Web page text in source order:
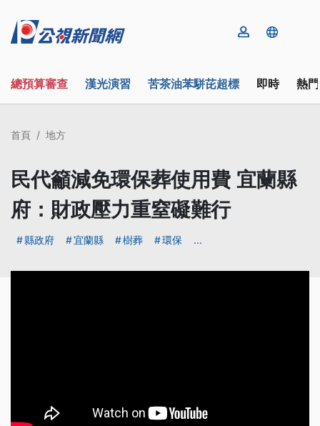
總預算審查 漢光演習 苦茶油苯駢芘超標 即時 熱
首頁 地方
民代籲減免環保葬使用費 宜蘭縣
府：財政壓力重窒礙難行
縣政府 宜蘭縣 樹葬 環保 ...